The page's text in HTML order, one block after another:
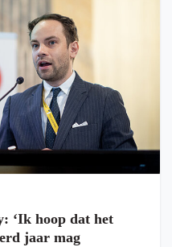
‘Ik hoop dat het
jaar mag